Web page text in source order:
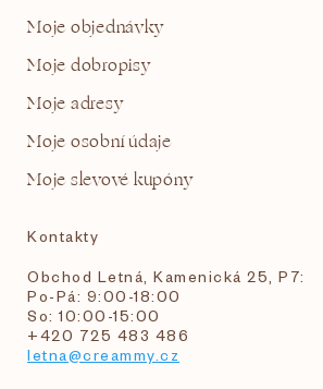
Moje objednávky
Moje dobropisy
Moje adresy
Moje osobní údaje
Moje slevové kupóny
Kontakty
Obchod Letná, Kamenická 25, P7:
Po-Pá: 9:00-18:00
So: 10:00-15:00
+420 725 483 486
letna@creammy.cz